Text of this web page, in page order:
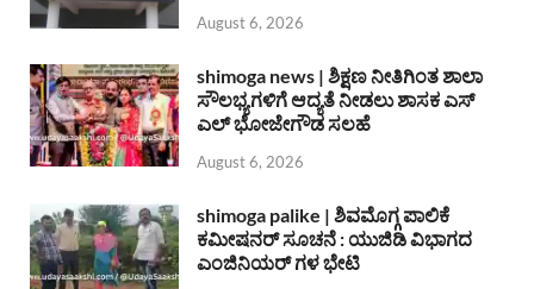
August 6, 2026
shimoga news | ಶಿಕ್ಷಣ ನೀತಿಗಿಂತ ಶಾಲಾ
ಸೌಲಭ್ಯಗಳಿಗೆ ಆದ್ಯತೆ ನೀಡಲು ಶಾಸಕ ಎಸ್
ಎಲ್ ಭೋಜೇಗೌಡ ಸಲಹೆ
August 6, 2026
shimoga palike | ಶಿವಮೊಗ್ಗ ಪಾಲಿಕೆ
ಕಮೀಷನರ್ ಸೂಚನೆ : ಯುಜಿಡಿ ವಿಭಾಗದ
ಎಂಜಿನಿಯರ್ ಗಳ ಭೇಟಿ